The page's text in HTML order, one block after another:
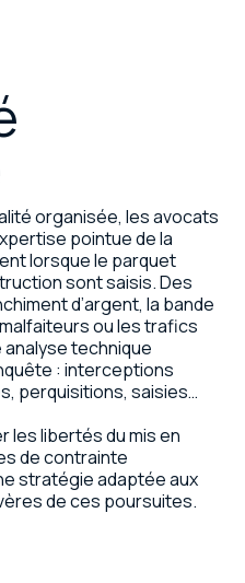
organisée, les avocats
pointue de la
lorsque le parquet
sont saisis. Des
d’argent, la bande
ou les trafics
technique
: interceptions
perquisitions, saisies…
les libertés du mis en
de contrainte
stratégie adaptée aux
de ces poursuites.